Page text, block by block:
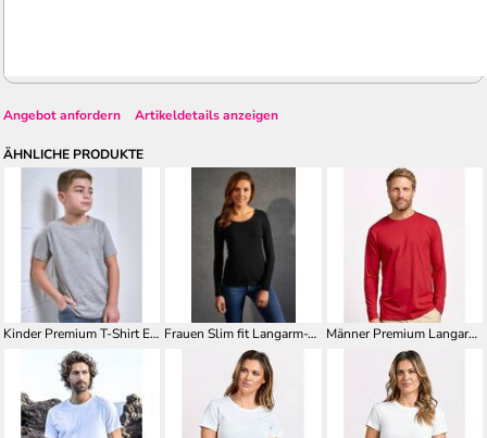
Angebot anfordern Artikeldetails anzeigen
ÄHNLICHE PRODUKTE
Kinder Premium T-Shirt E399 Frauen Slim fit Langarm-T-Shirt E4085 Männer Premium Langarm-Shirt E4099